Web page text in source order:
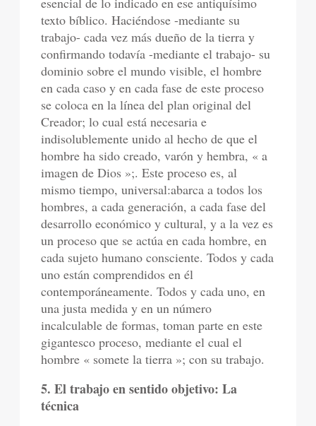
texto bíblico. Haciéndose -mediante su
trabajo- cada vez más dueño de la tierra y
confirmando todavía -mediante el trabajo- su
dominio sobre el mundo visible, el hombre
en cada caso y en cada fase de este proceso
se coloca en la línea del plan original del
Creador; lo cual está necesaria e
indisolublemente unido al hecho de que el
hombre ha sido creado, varón y hembra, « a
imagen de Dios »;. Este proceso es, al
mismo tiempo, universal:abarca a todos los
hombres, a cada generación, a cada fase del
desarrollo económico y cultural, y a la vez es
un proceso que se actúa en cada hombre, en
cada sujeto humano consciente. Todos y cada
uno están comprendidos en él
contemporáneamente. Todos y cada uno, en
una justa medida y en un número
incalculable de formas, toman parte en este
gigantesco proceso, mediante el cual el
hombre « somete la tierra »; con su trabajo.
5. El trabajo en sentido objetivo: La
técnica